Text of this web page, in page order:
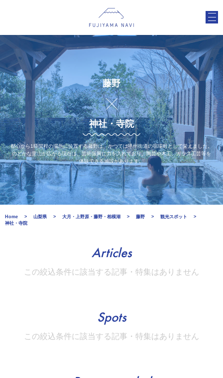
藤野
神社・寺院
都心から1時間程の場所に位置する藤野は、かつては甲州街道の宿場町として栄えました。
のどかな里山が広がる現在は、芸術振興に力を入れており、陶芸や木工、ガラス工芸等を
体験できる施設があります。
Home 山梨県 大月・上野原・藤野・相模湖 藤野
観光スポット
神社・寺院
Articles
この絞込条件に該当する記事・特集はありません
Spots
この絞込条件に該当する記事・特集はありません